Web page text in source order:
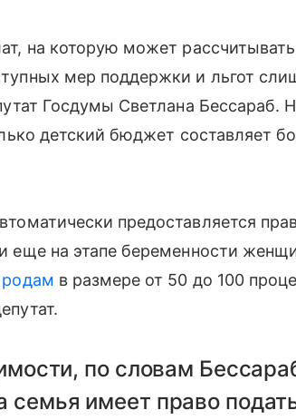
на которую может
мер поддержки и льгот
Госдумы Светлана
детский бюджет составляет
предоставляется
еще на этапе беременности
родам в размере от 50 до 100
по словам
имеет право